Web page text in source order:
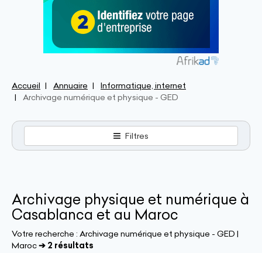
Accueil Annuaire
Informatique, internet
Archivage numérique et physique - GED
Filtres
Archivage physique et numérique à
Casablanca et au Maroc
Votre recherche : Archivage numérique et physique - GED |
Maroc➔ 2 résultats